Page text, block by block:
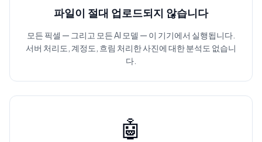
파일이 절대 업로드되지 않습니다
모든 픽셀 — 그리고 모든 AI 모델 — 이 기기에서 실행됩니다.
서버 처리도, 계정도, 흐림 처리한 사진에 대한 분석도 없습니
다.
🤖